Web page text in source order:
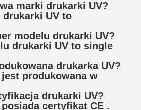
marki drukarki UV?
drukarki UV to
modelu drukarki UV?
drukarki UV to single
drukarka UV?
produkowana w
drukarki UV?
posiada certyfikat CE .